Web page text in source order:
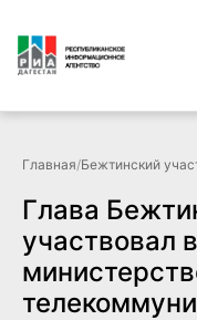
Главная/Бежтинский
Глава
участвовал